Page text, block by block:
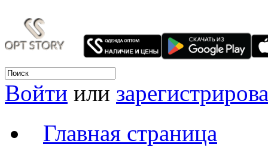
Войти или
Главная страница